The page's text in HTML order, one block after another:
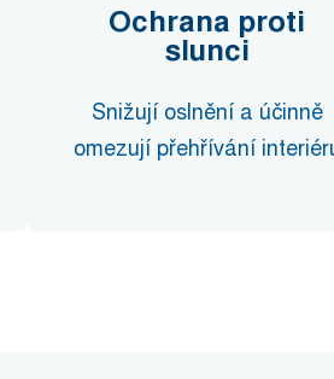
Ochrana proti
slunci
Snižují oslnění a účinně
omezují přehřívání